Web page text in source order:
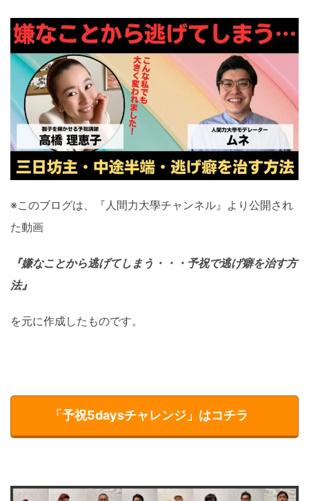
※このブログは、『人間力大學チャンネル』より公開され
た動画
『嫌なことから逃げてしまう・・・予祝で逃げ癖を治す方
法』
を元に作成したものです。
「予祝5daysチャレンジ」はコチラ